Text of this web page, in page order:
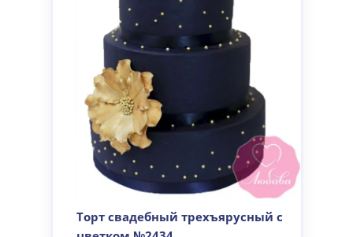
Торт свадебный трехъярусный с